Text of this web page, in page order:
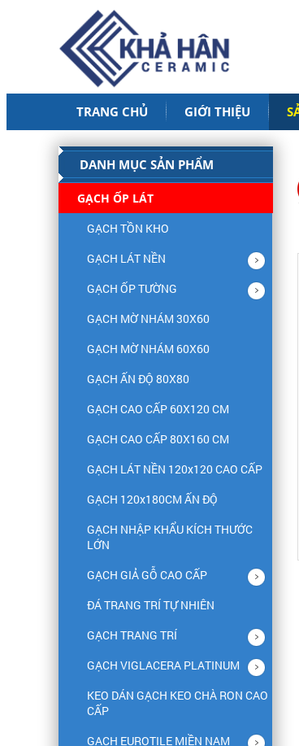
TRANG CHỦ GIỚI THIỆU
DANH MỤC SẢN PHẨM
GẠCH ỐP LÁT
GẠCH TỒN KHO
GẠCH LÁT NỀN
GẠCH ỐP TƯỜNG
GẠCH MỜ NHÁM 30X60
GẠCH MỜ NHÁM 60X60
GẠCH ẤN ĐỘ 80X80
GẠCH CAO CẤP 60X120 CM
GẠCH CAO CẤP 80X160 CM
GẠCH LÁT NỀN 120x120 CAO CẤP
GẠCH 120x180CM ẤN ĐỘ
GẠCH NHẬP KHẨU KÍCH THƯỚC
LỚN
GẠCH GIẢ GỖ CAO CẤP
ĐÁ TRANG TRÍ TỰ NHIÊN
GẠCH TRANG TRÍ
GẠCH VIGLACERA PLATINUM
KEO DÁN GẠCH KEO CHÀ RON CAO
CẤP
GẠCH EUROTILE MIỀN NAM